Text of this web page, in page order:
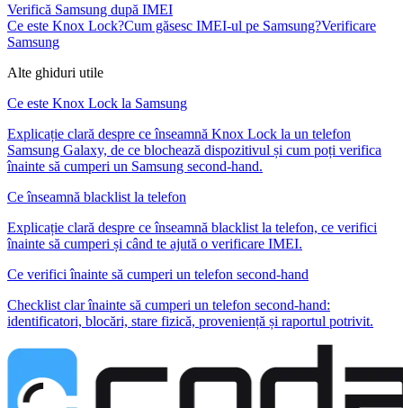
Verifică Samsung după IMEI
Ce este Knox Lock?Cum găsesc IMEI-ul pe Samsung?Verificare
Samsung
Alte ghiduri utile
Ce este Knox Lock la Samsung
Explicație clară despre ce înseamnă Knox Lock la un telefon
Samsung Galaxy, de ce blochează dispozitivul și cum poți verifica
înainte să cumperi un Samsung second-hand.
Ce înseamnă blacklist la telefon
Explicație clară despre ce înseamnă blacklist la telefon, ce verifici
înainte să cumperi și când te ajută o verificare IMEI.
Ce verifici înainte să cumperi un telefon second-hand
Checklist clar înainte să cumperi un telefon second-hand:
identificatori, blocări, stare fizică, proveniență și raportul potrivit.